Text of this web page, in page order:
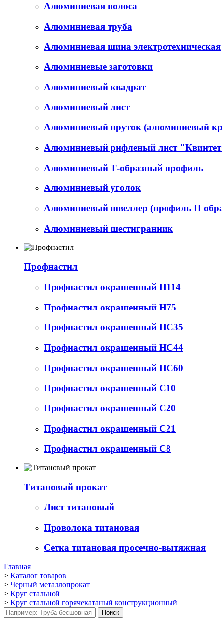
Алюминиевая полоса
Алюминиевая труба
Алюминиевая шина электротехническая
Алюминиевые заготовки
Алюминиевый квадрат
Алюминиевый лист
Алюминиевый пруток (алюминиевый
Алюминиевый рифленый лист
Алюминиевый Т-образный профиль
Алюминиевый уголок
Алюминиевый швеллер (профиль П
Алюминиевый шестигранник
Профнастил
Профнастил окрашенный Н114
Профнастил окрашенный Н75
Профнастил окрашенный НС35
Профнастил окрашенный НС44
Профнастил окрашенный НС60
Профнастил окрашенный С10
Профнастил окрашенный С20
Профнастил окрашенный С21
Профнастил окрашенный С8
Титановый прокат
Лист титановый
Проволока титановая
Сетка титановая просечно-вытяжная
Главная
> Каталог товаров
> Черный металлопрокат
> Круг стальной
> Круг стальной горячекатаный конструкционный